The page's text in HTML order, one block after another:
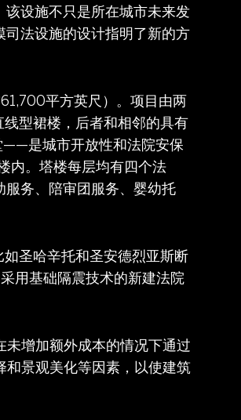
设施不只是所在城市未来发
法设施的设计指明了新的方
平方英尺）。项目由两
型裙楼，后者和相邻的具有
——是城市开放性和法院安保
内。塔楼每层均有四个法
务、陪审团服务、婴幼托
圣哈辛托和圣安德烈亚斯断
用基础隔震技术的新建法院
增加额外成本的情况下通过
和景观美化等因素，以使建筑